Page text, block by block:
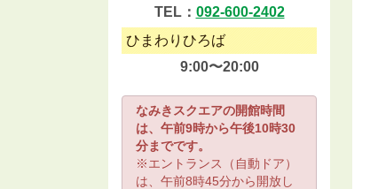
TEL： 092-600-2402
ひまわりひろば
9:00〜20:00
なみきスクエアの開館時間
は、午前9時から午後10時30
分までです。
※エントランス（自動ドア）
は、午前8時45分から開放し